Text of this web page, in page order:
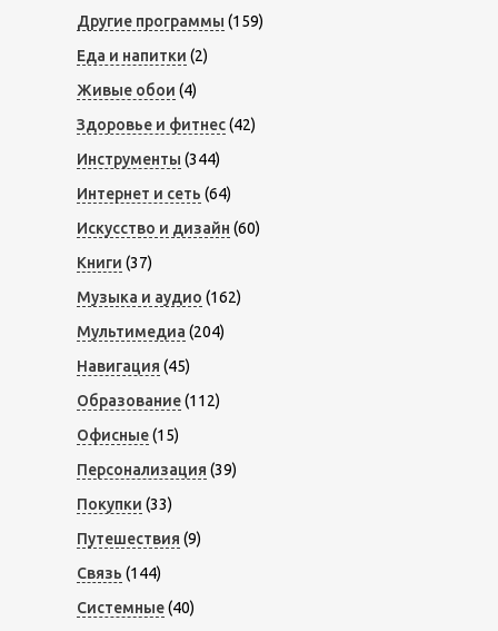
Другие программы (159)
Еда и напитки (2)
Живые обои (4)
Здоровье и фитнес(42)
Инструменты (344)
Интернет и сеть (64)
Искусство и дизайн (60)
Книги (37)
Музыка и аудио (162)
Мультимедиа (204)
Навигация (45)
Образование(112)
Офисные(15)
Персонализация (39)
Покупки (33)
Путешествия (9)
Связь (144)
Системные(40)